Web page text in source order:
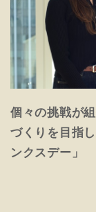
個々の挑戦が
づくりを目指
ンクスデー」